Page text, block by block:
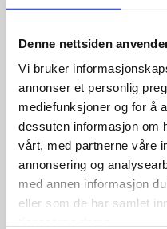
Denne nettsiden
Vi bruker
annonser et personlig
mediefunksjoner og for å
dessuten informasjon om
vårt, med partnerne våre
annonsering og
med annen informasjon
eller som de har samlet